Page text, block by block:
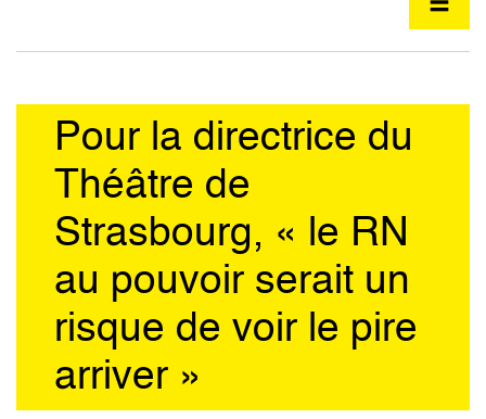
Pour la directrice du
Théâtre de
Strasbourg, « le RN
au pouvoir serait un
risque de voir le pire
arriver »